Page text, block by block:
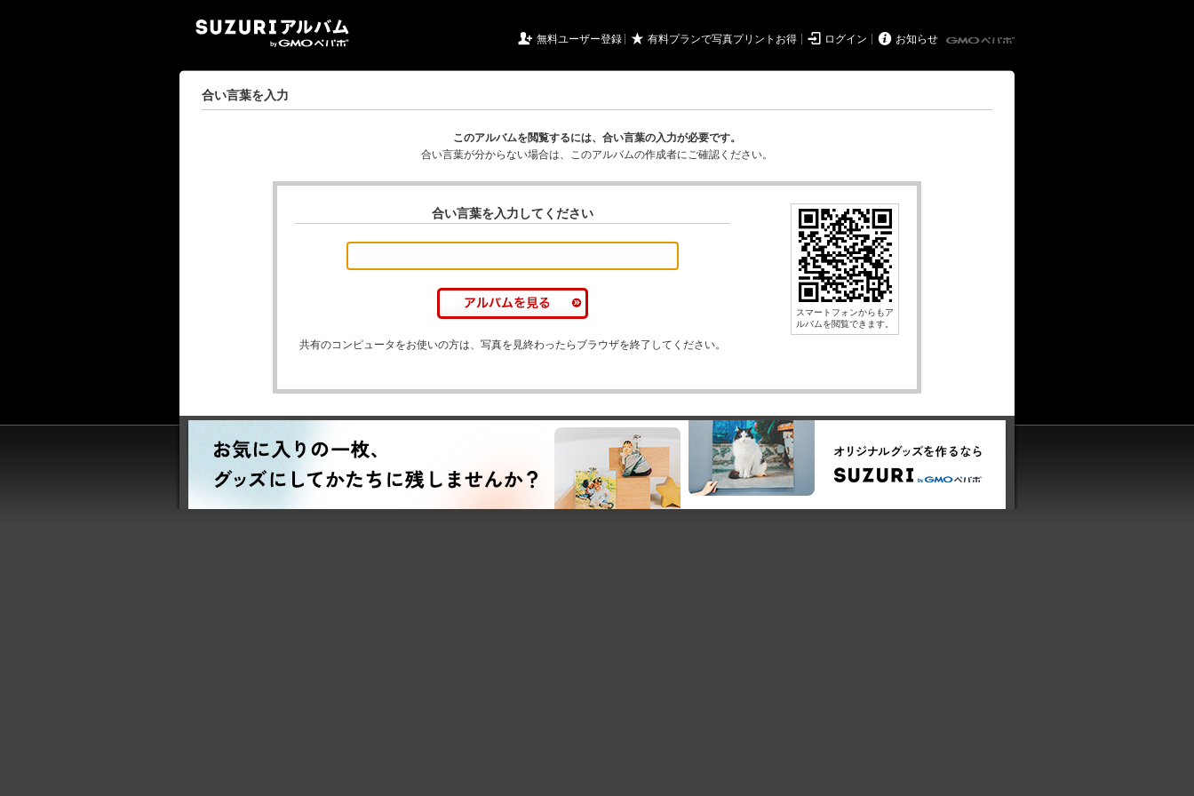
 無料ユーザー登録 ★ 有料プランで写真プリントお得  ログイン  お知らせ
合い言葉を入力
このアルバムを閲覧するには、合い言葉の入力が必要です。
合い言葉が分からない場合は、このアルバムの作成者にご確認ください。
合い言葉を入力してください
共有のコンピュータをお使いの方は、写真を見終わったらブラウザを終了してください。
スマートフォンからもア
ルバムを閲覧できます。